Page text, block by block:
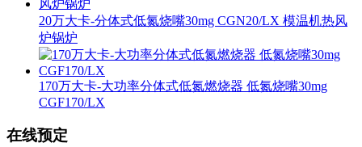
20万大卡-分体式低氮烧嘴30mg CGN20/LX 模温机热风
炉锅炉
170万大卡-大功率分体式低氮燃烧器 低氮烧嘴30mg
CGF170/LX
在线预定